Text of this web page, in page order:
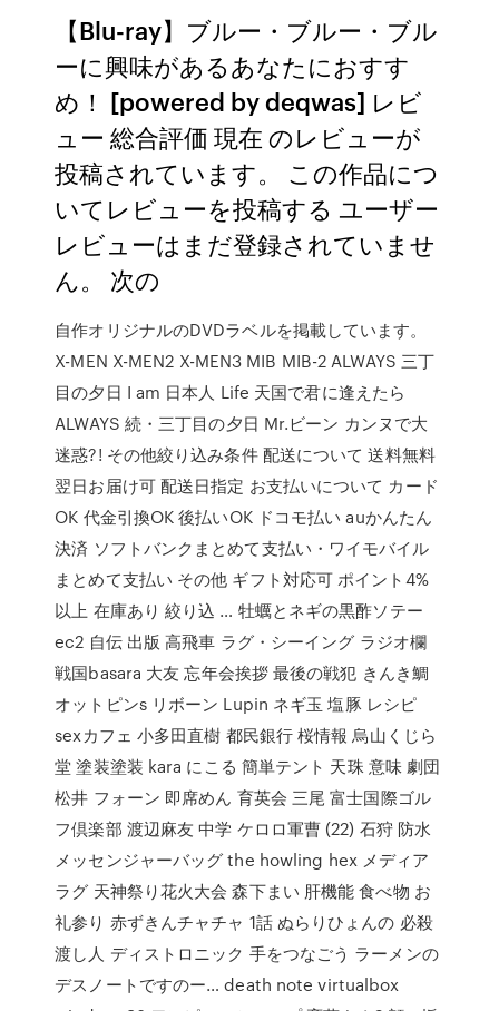
【Blu-ray】ブルー・ブルー・ブル
ーに興味があるあなたにおすす
め！ [powered by deqwas] レビ
ュー 総合評価 現在 のレビューが
投稿されています。 この作品につ
いてレビューを投稿する ユーザー
レビューはまだ登録されていませ
ん。 次の
自作オリジナルのDVDラベルを掲載しています。
X-MEN X-MEN2 X-MEN3 MIB MIB-2 ALWAYS 三丁
目の夕日 I am 日本人 Life 天国で君に逢えたら
ALWAYS 続・三丁目の夕日 Mr.ビーン カンヌで大
迷惑?! その他絞り込み条件 配送について 送料無料
翌日お届け可 配送日指定 お支払いについて カード
OK 代金引換OK 後払いOK ドコモ払い auかんたん
決済 ソフトバンクまとめて支払い・ワイモバイル
まとめて支払い その他 ギフト対応可 ポイント4%
以上 在庫あり 絞り込 … 牡蠣とネギの黒酢ソテー
ec2 自伝 出版 高飛車 ラグ・シーイング ラジオ欄
戦国basara 大友 忘年会挨拶 最後の戦犯 きんき鯛
オットピンs リボーン Lupin ネギ玉 塩豚 レシピ
sexカフェ 小多田直樹 都民銀行 桜情報 烏山くじら
堂 塗装塗装 kara にこる 簡単テント 天珠 意味 劇団
松井 フォーン 即席めん 育英会 三尾 富士国際ゴル
フ倶楽部 渡辺麻友 中学 ケロロ軍曹 (22) 石狩 防水
メッセンジャーバッグ the howling hex メディア
ラグ 天神祭り花火大会 森下まい 肝機能 食べ物 お
礼参り 赤ずきんチャチャ 1話 ぬらりひょんの 必殺
渡し人 ディストロニック 手をつなごう ラーメンの
デスノートですのー… death note virtualbox